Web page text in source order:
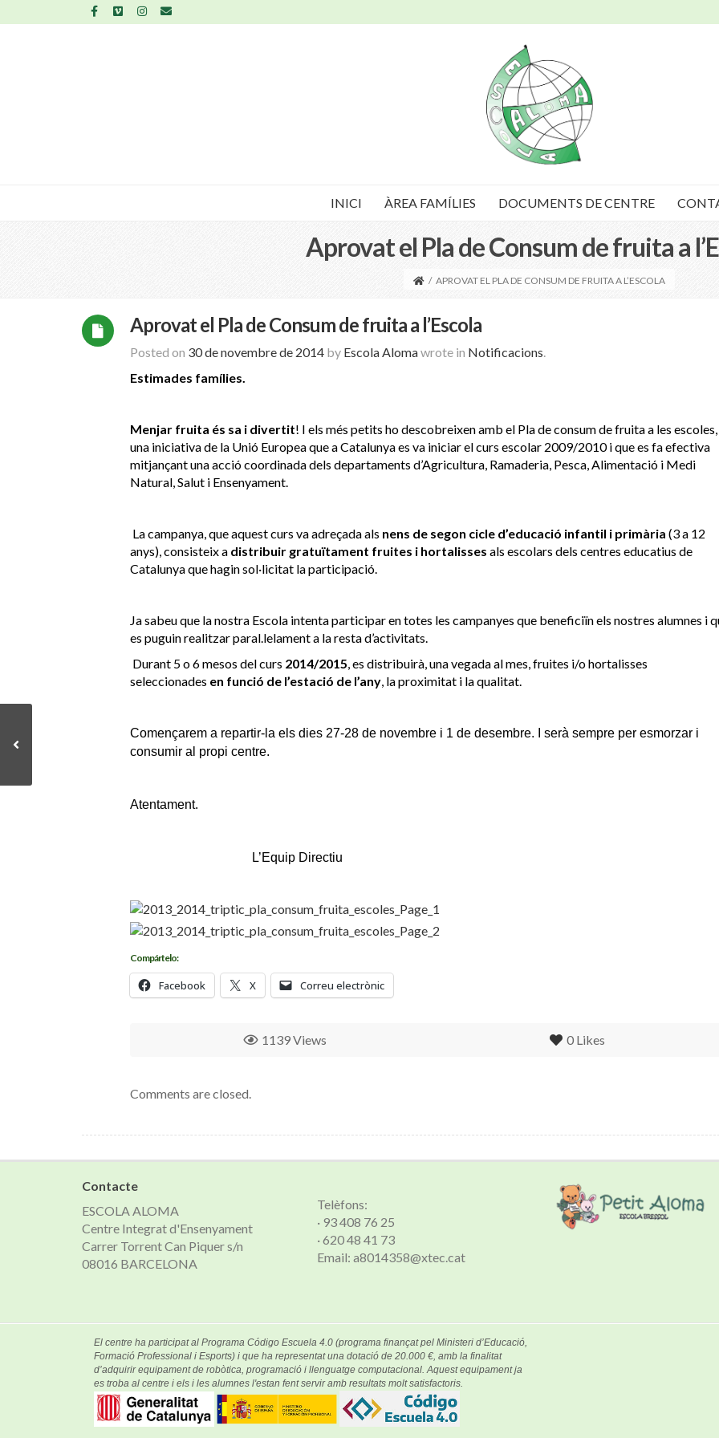
INICI ÀREA FAMÍLIES DOCUMENTS DE CENTRE
Aprovat el Pla de Consum de fruita a
/ APROVAT EL PLA DE CONSUM DE FRUITA A L’ESCOLA
Aprovat el Pla de Consum de fruita a l’Escola
Posted on 30 de novembre de 2014 by Escola Alomawrote in Notificacions.
Estimades famílies.
Menjar fruita és sa i divertit! I els més petits ho descobreixen amb el Pla de consum de fruita a les escoles,
una iniciativa de la Unió Europea que a Catalunya es va iniciar el curs escolar 2009/2010 i que es fa efectiva
mitjançant una acció coordinada dels departaments d’Agricultura, Ramaderia, Pesca, Alimentació i Medi
Natural, Salut i Ensenyament.
La campanya, que aquest curs va adreçada als nens de segon cicle d’educació infantil i primària (3 a 12
anys), consisteix a distribuir gratuïtament fruites i hortalisses als escolars dels centres educatius de
Catalunya que hagin sol·licitat la participació.
Ja sabeu que la nostra Escola intenta participar en totes les campanyes que beneficiïn els nostres alumnes i
es puguin realitzar paral.lelament a la resta d’activitats.
Durant 5 o 6 mesos del curs 2014/2015, es distribuirà, una vegada al mes, fruites i/o hortalisses
seleccionades en funció de l’estació de l’any, la proximitat i la qualitat.
Començarem a repartir-la els dies 27-28 de novembre i 1 de desembre. I serà sempre per esmorzar i
consumir al propi centre.
Atentament.
L’Equip Directiu
Compártelo:
Facebook X Correu electrònic
0 Likes
1139 Views
Comments are closed.
Contacte
ESCOLA ALOMA
Centre Integrat d'Ensenyament
Carrer Torrent Can Piquer s/n
08016 BARCELONA
Telèfons:
· 93 408 76 25
· 620 48 41 73
Email: a8014358@xtec.cat
El centre ha participat al Programa Código Escuela 4.0 (programa finançat pel Ministeri d’Educació,
Formació Professional i Esports) i que ha representat una dotació de 20.000 €, amb la finalitat
d’adquirir equipament de robòtica, programació i llenguatge computacional. Aquest equipament ja
es troba al centre i els i les alumnes l'estan fent servir amb resultats molt satisfactoris.